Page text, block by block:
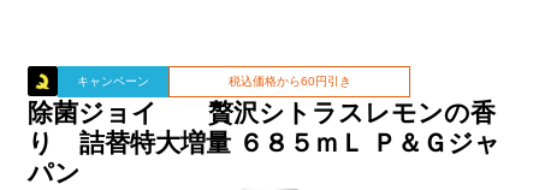
キャンペーン 税込価格から60円引き
除菌ジョイ 贅沢シトラスレモンの香
り 詰替特大増量 ６８５ｍＬ Ｐ＆Ｇジャ
パン